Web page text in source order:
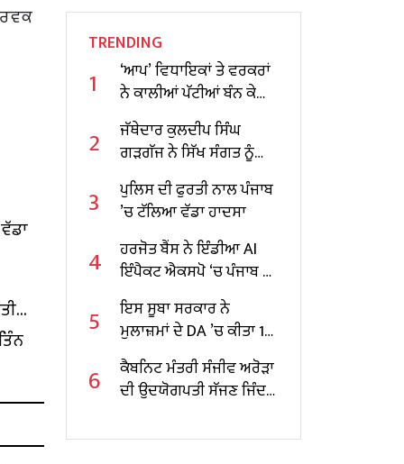
TRENDING
1
‘ਆਪ’ ਵਿਧਾਇਕਾਂ ਤੇ ਵਰਕਰਾਂ
ਨੇ ਕਾਲੀਆਂ ਪੱਟੀਆਂ ਬੰਨ ਕੇ
ਮੁੱਖ ਮੰਤਰੀ ਦਾ ਕੀਤਾ ਵਿਰੋਧ
2
ਜੱਥੇਦਾਰ ਕੁਲਦੀਪ ਸਿੰਘ
ਗੜਗੱਜ ਨੇ ਸਿੱਖ ਸੰਗਤ ਨੂੰ
ਕੀਤੀ ਅਪੀਲ
3
ਪੁਲਿਸ ਦੀ ਫੁਰਤੀ ਨਾਲ ਪੰਜਾਬ
’ਚ ਟੱਲਿਆ ਵੱਡਾ ਹਾਦਸਾ
4
ਹਰਜੋਤ ਬੈਂਸ ਨੇ ਇੰਡੀਆ AI
ਇੰਪੈਕਟ ਐਕਸਪੋ ‘ਚ ਪੰਜਾਬ ਦੇ
ਸਕੂਲਾਂ ਲਈ AI ਆਧਾਰਤ
ਸੰਭਾਵਨਾਵਾਂ ਨੂੰ ਤਲਾਸ਼ਿਆ
5
ਇਸ ਸੂਬਾ ਸਰਕਾਰ ਨੇ
ਮੁਲਾਜ਼ਮਾਂ ਦੇ DA ’ਚ ਕੀਤਾ 10
ਫੀਸਦੀ ਵਾਧਾ
6
ਕੈਬਨਿਟ ਮੰਤਰੀ ਸੰਜੀਵ ਅਰੋੜਾ
ਦੀ ਉਦਯੋਗਪਤੀ ਸੱਜਣ ਜਿੰਦਲ
ਖੇਤਰ ‘ਚ ₹1,500 ਕਰੋੜ ਨਿਵੇਸ਼